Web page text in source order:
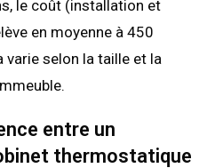
le coût (installation et
en moyenne à 450
varie selon la taille et la
entre un
thermostatique